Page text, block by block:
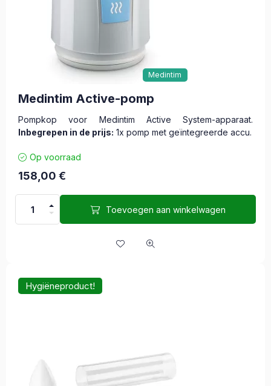
Medintim
Medintim Active-pomp
Pompkop voor Medintim Active System-apparaat.
Inbegrepen in de prijs: 1x pomp met geïntegreerde accu.
Op voorraad
158,00 €
Toevoegen aan winkelwagen
Hygiëneproduct!